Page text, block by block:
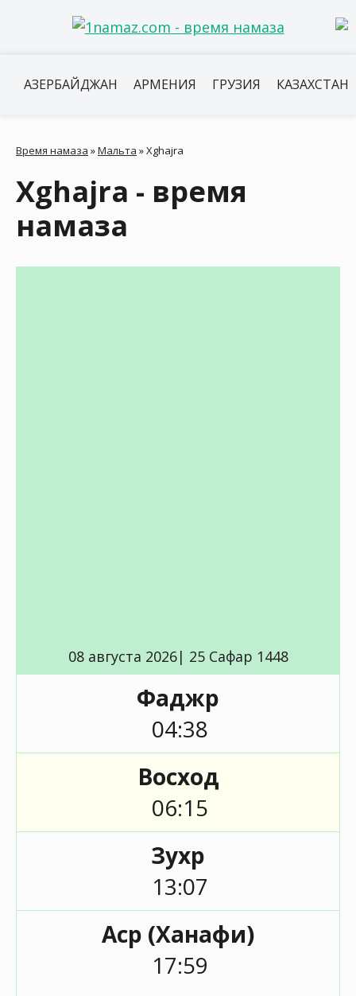
АЗЕРБАЙДЖАН АРМЕНИЯ ГРУЗИЯ КАЗАХСТАН
Время намаза »Мальта »Xghajra
Xghajra - время
намаза
08 августа 2026| 25 Сафар 1448
Фаджр
04:38
Восход
06:15
Зухр
13:07
Аср (Ханафи)
17:59